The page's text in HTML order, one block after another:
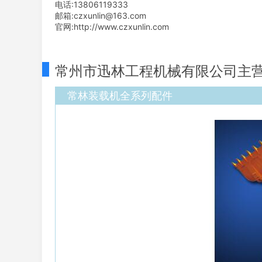
电话:13806119333
邮箱:czxunlin@163.com
官网:http://www.czxunlin.com
常州市迅林工程机械有限公司主
常林装载机全系列配件